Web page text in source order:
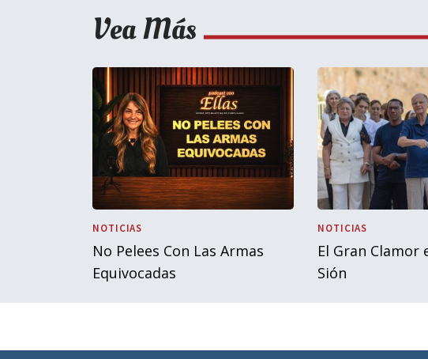
Vea Más
NOTICIAS
No Pelees Con Las Armas
Equivocadas
NOTICIAS
El Gran Clamor
Sión